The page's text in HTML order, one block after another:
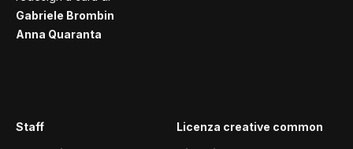
Gabriele Brombin
Anna Quaranta
Staff
Licenza creative common